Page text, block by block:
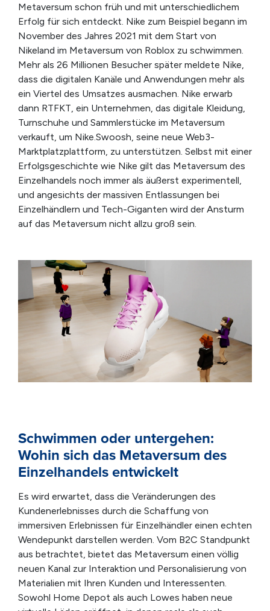
Metaversum schon früh und mit unterschiedlichem
Erfolg für sich entdeckt. Nike zum Beispiel begann im
November des Jahres 2021 mit dem Start von
Nikeland im Metaversum von Roblox zu schwimmen.
Mehr als 26 Millionen Besucher später meldete Nike,
dass die digitalen Kanäle und Anwendungen mehr als
ein Viertel des Umsatzes ausmachen. Nike erwarb
dann RTFKT, ein Unternehmen, das digitale Kleidung,
Turnschuhe und Sammlerstücke im Metaversum
verkauft, um Nike.Swoosh, seine neue Web3-
Marktplatzplattform, zu unterstützen. Selbst mit einer
Erfolgsgeschichte wie Nike gilt das Metaversum des
Einzelhandels noch immer als äußerst experimentell,
und angesichts der massiven Entlassungen bei
Einzelhändlern und Tech-Giganten wird der Ansturm
auf das Metaversum nicht allzu groß sein.
Schwimmen oder untergehen:
Wohin sich das Metaversum des
Einzelhandels entwickelt
Es wird erwartet, dass die Veränderungen des
Kundenerlebnisses durch die Schaffung von
immersiven Erlebnissen für Einzelhändler einen echten
Wendepunkt darstellen werden. Vom B2C Standpunkt
aus betrachtet, bietet das Metaversum einen völlig
neuen Kanal zur Interaktion und Personalisierung von
Materialien mit Ihren Kunden und Interessenten.
Sowohl Home Depot als auch Lowes haben neue